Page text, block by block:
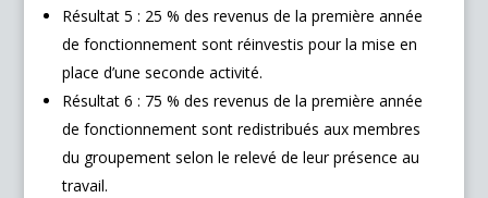
Résultat 5 : 25 % des revenus de la première année
de fonctionnement sont réinvestis pour la mise en
place d’une seconde activité.
Résultat 6 : 75 % des revenus de la première année
de fonctionnement sont redistribués aux membres
du groupement selon le relevé de leur présence au
travail.